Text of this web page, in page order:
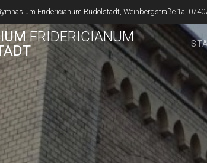
Fridericianum Rudolstadt, Weinbergstraße 1a,
FRIDERICIANUM